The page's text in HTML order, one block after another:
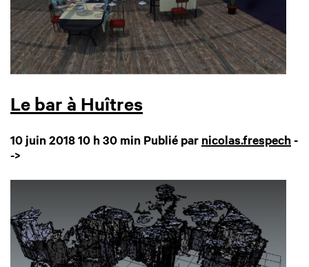
Le bar à Huîtres
10 juin 2018 10 h 30 min Publié par nicolas.frespech-
->